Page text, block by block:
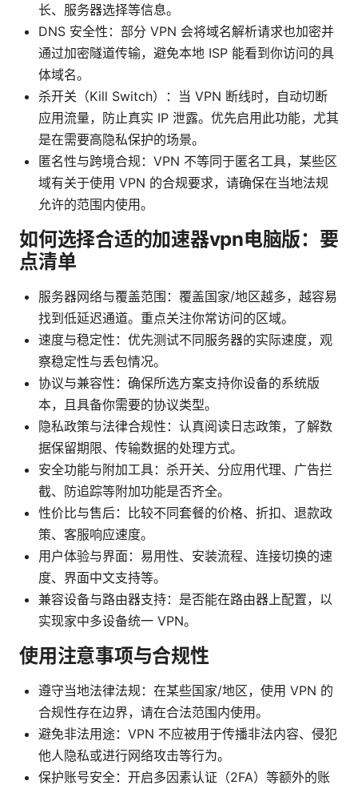
长、服务器选择等信息。
DNS 安全性：部分 VPN 会将域名解析请求也加密并
通过加密隧道传输，避免本地 ISP 能看到你访问的具
体域名。
杀开关（Kill Switch）：当 VPN 断线时，自动切断
应用流量，防止真实 IP 泄露。优先启用此功能，尤其
是在需要高隐私保护的场景。
匿名性与跨境合规：VPN 不等同于匿名工具，某些区
域有关于使用 VPN 的合规要求，请确保在当地法规
允许的范围内使用。
如何选择合适的加速器vpn电脑版：要
点清单
服务器网络与覆盖范围：覆盖国家/地区越多，越容易
找到低延迟通道。重点关注你常访问的区域。
速度与稳定性：优先测试不同服务器的实际速度，观
察稳定性与丢包情况。
协议与兼容性：确保所选方案支持你设备的系统版
本，且具备你需要的协议类型。
隐私政策与法律合规性：认真阅读日志政策，了解数
据保留期限、传输数据的处理方式。
安全功能与附加工具：杀开关、分应用代理、广告拦
截、防追踪等附加功能是否齐全。
性价比与售后：比较不同套餐的价格、折扣、退款政
策、客服响应速度。
用户体验与界面：易用性、安装流程、连接切换的速
度、界面中文支持等。
兼容设备与路由器支持：是否能在路由器上配置，以
实现家中多设备统一 VPN。
使用注意事项与合规性
遵守当地法律法规：在某些国家/地区，使用 VPN 的
合规性存在边界，请在合法范围内使用。
避免非法用途：VPN 不应被用于传播非法内容、侵犯
他人隐私或进行网络攻击等行为。
保护账号安全：开启多因素认证（2FA）等额外的账